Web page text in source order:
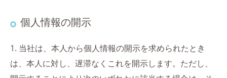
個人情報の開示
1. 当社は、本人から個人情報の開示を求められたとき
は、本人に対し、遅滞なくこれを開示します。ただし、